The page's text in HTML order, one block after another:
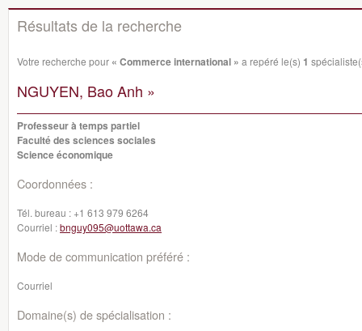
Résultats de la recherche
Votre recherche pour « Commerce international » a repéré le(s) 1
NGUYEN, Bao Anh »
Professeur à temps partiel
Faculté des sciences sociales
Science économique
Coordonnées :
Tél. bureau : +1 613 979 6264
Courriel :bnguy095@uottawa.ca
Mode de communication préféré :
Courriel
Domaine(s) de spécialisation :